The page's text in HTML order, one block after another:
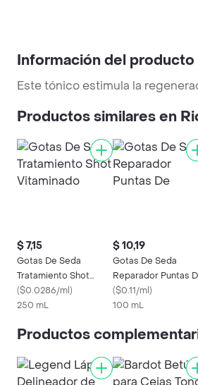
Información del producto
Este tónico estimula la
Productos similares en
$ 7,15
Gotas De Seda
Tratamiento Shot
Vitaminado
($0.0286/ml)
250 mL
$ 10,19
Gotas De Seda
Reparador Puntas
($0.11/ml)
100 mL
Productos